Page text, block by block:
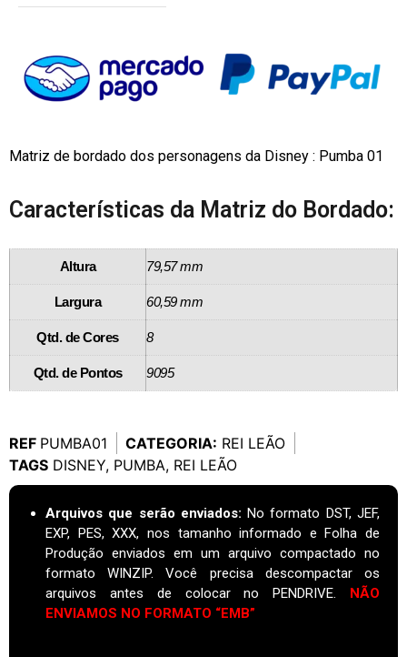
Matriz de bordado dos personagens da Disney : Pumba 01
Características da Matriz do Bordado:
Altura 79,57 mm
Largura 60,59 mm
Qtd. de Cores 8
Qtd. de Pontos 9095
REF PUMBA01 CATEGORIA: REI LEÃO
TAGS DISNEY, PUMBA, REI LEÃO
Arquivos que serão enviados: No formato DST, JEF,
EXP, PES, XXX, nos tamanho informado e Folha de
Produção enviados em um arquivo compactado no
formato WINZIP. Você precisa descompactar os
arquivos antes de colocar no PENDRIVE. NÃO
ENVIAMOS NO FORMATO “EMB”